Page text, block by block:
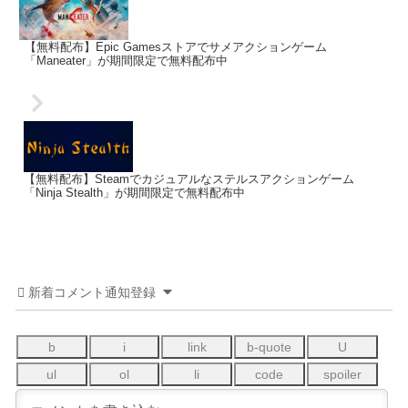
【無料配布】Epic Gamesストアでサメアクションゲーム
「Maneater」が期間限定で無料配布中
【無料配布】Steamでカジュアルなステルスアクションゲーム
「Ninja Stealth」が期間限定で無料配布中
新着コメント通知登録